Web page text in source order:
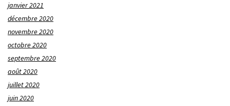
janvier 2021
décembre 2020
novembre 2020
octobre 2020
septembre 2020
août 2020
juillet 2020
juin 2020